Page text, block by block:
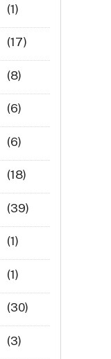
(1)
(17)
(8)
(6)
(6)
(18)
(39)
(1)
(1)
(30)
(3)